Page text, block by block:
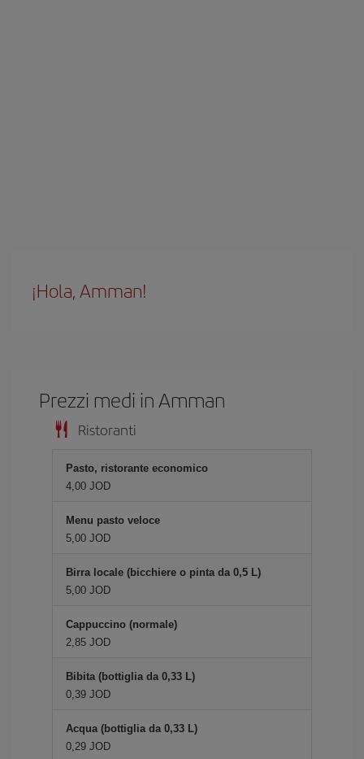
¡Hola, Amman!
Prezzi medi in Amman
Ristoranti
Pasto, ristorante economico
4,00 JOD
Menu pasto veloce
5,00 JOD
Birra locale (bicchiere o pinta da 0,5 L)
5,00 JOD
Cappuccino (normale)
2,85 JOD
Bibita (bottiglia da 0,33 L)
0,39 JOD
Acqua (bottiglia da 0,33 L)
0,29 JOD